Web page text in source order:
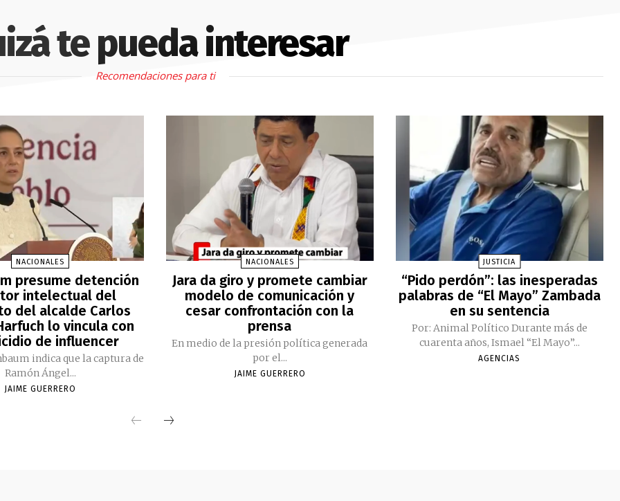
te pueda interesar
Recomendaciones para ti
NACIONALES
presume detención
intelectual del
del alcalde Carlos
lo vincula con
de influencer
indica que la captura de
Ramón Ángel...
JAIME GUERRERO
NACIONALES
Jara da giro y promete cambiar
modelo de comunicación y
cesar confrontación con la
prensa
En medio de la presión política generada
por el...
JAIME GUERRERO
JUSTICIA
“Pido perdón”: las inesperadas
palabras de “El Mayo” Zambada
en su sentencia
Por: Animal Político Durante más de
cuarenta años, Ismael “El Mayo”...
AGENCIAS